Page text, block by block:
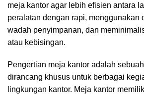
meja kantor agar lebih efisien antara
peralatan dengan rapi, menggunakan
wadah penyimpanan, dan
atau kebisingan.
Pengertian meja kantor adalah
dirancang khusus untuk berbagai
lingkungan kantor. Meja kantor